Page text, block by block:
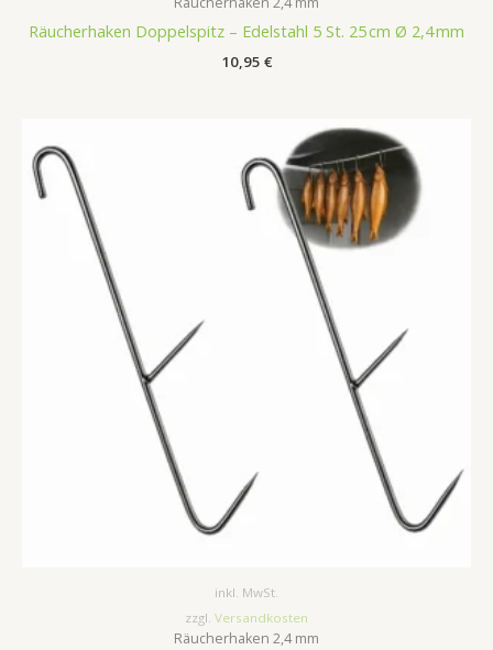
Räucherhaken Doppelspitz – Edelstahl 5 St. 25 cm Ø 2,4 mm
10,95 €
inkl. MwSt.
zzgl. Versandkosten
Räucherhaken 2,4 mm